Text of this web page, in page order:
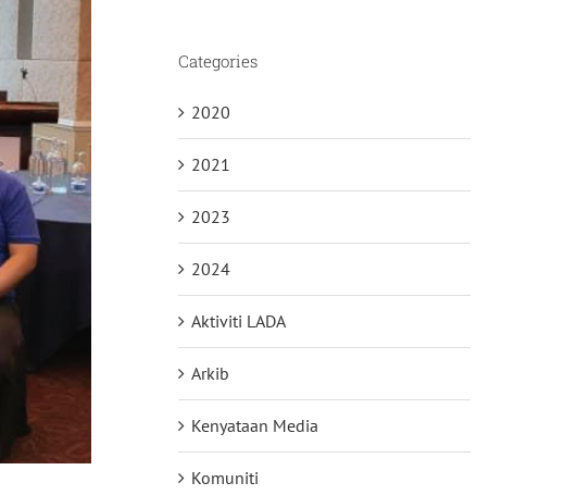
Categories
2020
2021
2023
2024
Aktiviti LADA
Arkib
Kenyataan Media
Komuniti